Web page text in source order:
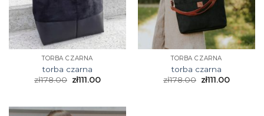
TORBA CZARNA
torba czarna
zł178.00 zł111.00
TORBA CZARNA
torba czarna
zł178.00 zł111.00